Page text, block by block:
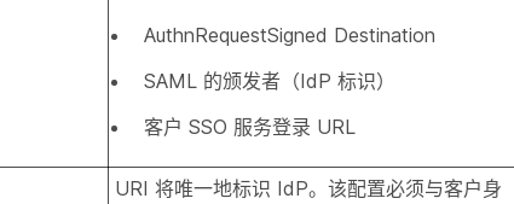
AuthnRequestSigned Destination
SAML 的颁发者（IdP 标识）
客户 SSO 服务登录 URL
URI 将唯一地标识 IdP。该配置必须与客户身